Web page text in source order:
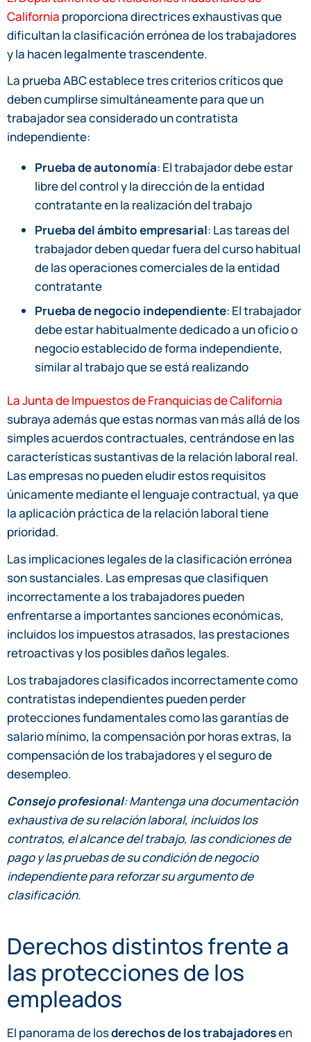
California proporciona directrices exhaustivas que
dificultan la clasificación errónea de los trabajadores
y la hacen legalmente trascendente.
La prueba ABC establece tres criterios críticos que
deben cumplirse simultáneamente para que un
trabajador sea considerado un contratista
independiente:
Prueba de autonomía: El trabajador debe estar
libre del control y la dirección de la entidad
contratante en la realización del trabajo
Prueba del ámbito empresarial: Las tareas del
trabajador deben quedar fuera del curso habitual
de las operaciones comerciales de la entidad
contratante
Prueba de negocio independiente: El trabajador
debe estar habitualmente dedicado a un oficio o
negocio establecido de forma independiente,
similar al trabajo que se está realizando
La Junta de Impuestos de Franquicias de California
subraya además que estas normas van más allá de los
simples acuerdos contractuales, centrándose en las
características sustantivas de la relación laboral real.
Las empresas no pueden eludir estos requisitos
únicamente mediante el lenguaje contractual, ya que
la aplicación práctica de la relación laboral tiene
prioridad.
Las implicaciones legales de la clasificación errónea
son sustanciales. Las empresas que clasifiquen
incorrectamente a los trabajadores pueden
enfrentarse a importantes sanciones económicas,
incluidos los impuestos atrasados, las prestaciones
retroactivas y los posibles daños legales.
Los trabajadores clasificados incorrectamente como
contratistas independientes pueden perder
protecciones fundamentales como las garantías de
salario mínimo, la compensación por horas extras, la
compensación de los trabajadores y el seguro de
desempleo.
Consejo profesional: Mantenga una documentación
exhaustiva de su relación laboral, incluidos los
contratos, el alcance del trabajo, las condiciones de
pago y las pruebas de su condición de negocio
independiente para reforzar su argumento de
clasificación.
Derechos distintos frente a
las protecciones de los
empleados
El panorama de losderechos de los trabajadoresen